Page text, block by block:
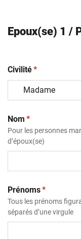
Epoux(se) 1 /
Civilité(obligatoire)
*
Nom (obligatoire)
*
Pour les personnes
d’époux(se)
Prénoms(obligatoire)
*
Tous les prénoms
séparés d’une virgule